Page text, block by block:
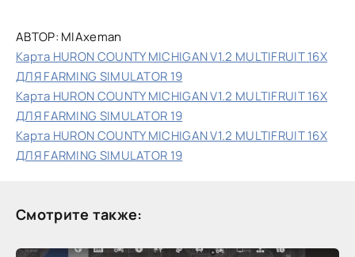
АВТОР: MIAxeman
Карта HURON COUNTY MICHIGAN V1.2 MULTIFRUIT 16X
ДЛЯ FARMING SIMULATOR 19
Карта HURON COUNTY MICHIGAN V1.2 MULTIFRUIT 16X
ДЛЯ FARMING SIMULATOR 19
Карта HURON COUNTY MICHIGAN V1.2 MULTIFRUIT 16X
ДЛЯ FARMING SIMULATOR 19
Смотрите также: